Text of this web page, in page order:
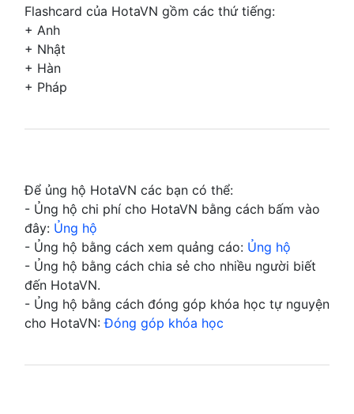
Flashcard của HotaVN gồm các thứ tiếng:
+ Anh
+ Nhật
+ Hàn
+ Pháp
Để ủng hộ HotaVN các bạn có thể:
- Ủng hộ chi phí cho HotaVN bằng cách bấm vào
đây: Ủng hộ
- Ủng hộ bằng cách xem quảng cáo: Ủng hộ
- Ủng hộ bằng cách chia sẻ cho nhiều người biết
đến HotaVN.
- Ủng hộ bằng cách đóng góp khóa học tự nguyện
cho HotaVN:Đóng góp khóa học